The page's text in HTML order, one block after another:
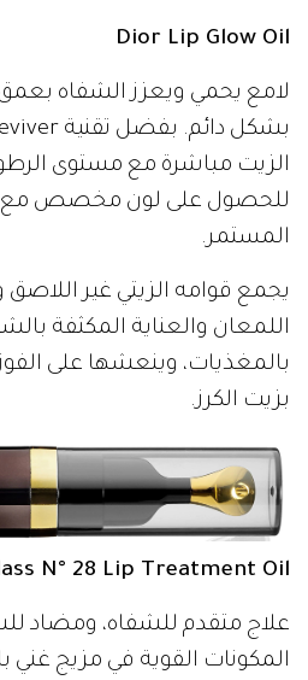
Dior Lip Glow Oil
لامع يحمي ويعزز الشفاه
الزيت مباشرة مع مستوى
للحصول على لون مخصص مع
المستمر.
يجمع قوامه الزيتي غير اللاصق
اللمعان والعناية المكثفة
بالمغذيات، وينعشها على
بزيت الكرز.
N° 28 Lip Treatment Oil
علاج متقدم للشفاه، ومضاد
المكونات القوية في مزيج غني